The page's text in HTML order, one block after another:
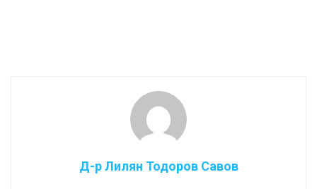
Д-р Лилян Тодоров Савов